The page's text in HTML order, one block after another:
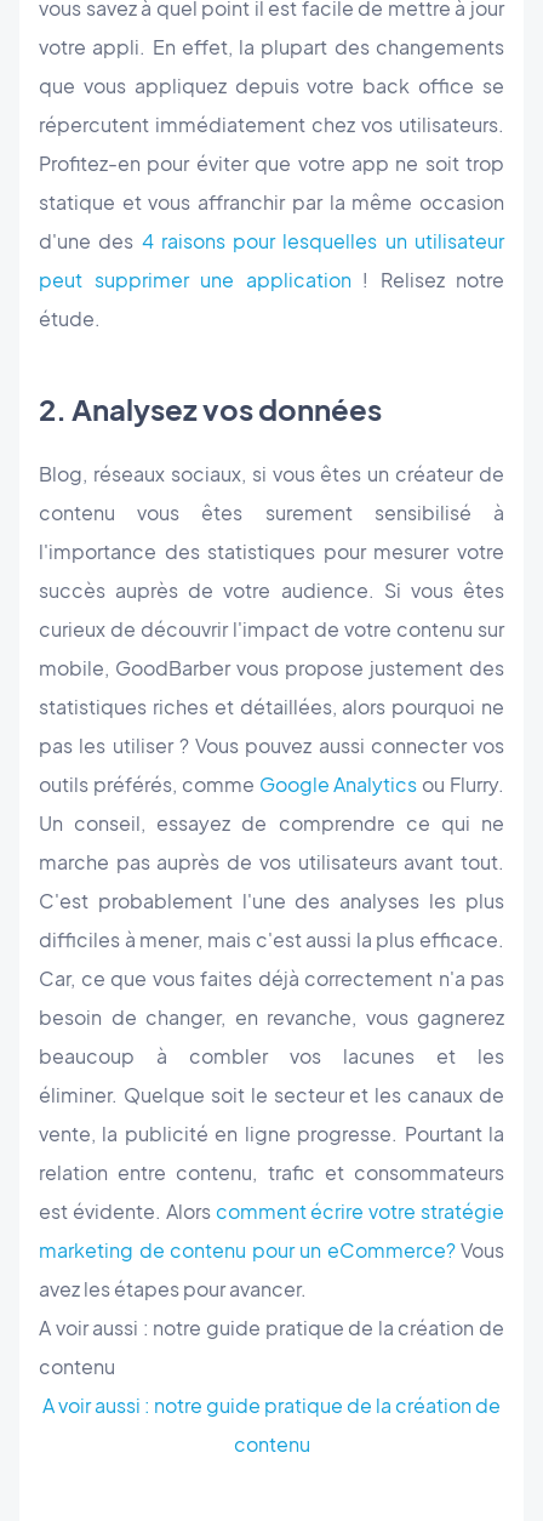
vous savez à quel point il est facile de mettre à jour
votre appli. En effet, la plupart des changements
que vous appliquez depuis votre back office se
répercutent immédiatement chez vos utilisateurs.
Profitez-en pour éviter que votre app ne soit trop
statique et vous affranchir par la même occasion
d'une des 4 raisons pour lesquelles un utilisateur
peut supprimer une application! Relisez notre
étude.
2. Analysez vos données
Blog, réseaux sociaux, si vous êtes un créateur de
contenu vous êtes surement sensibilisé à
l'importance des statistiques pour mesurer votre
succès auprès de votre audience. Si vous êtes
curieux de découvrir l'impact de votre contenu sur
mobile, GoodBarber vous propose justement des
statistiques riches et détaillées, alors pourquoi ne
pas les utiliser ? Vous pouvez aussi connecter vos
outils préférés, comme Google Analytics ou Flurry.
Un conseil, essayez de comprendre ce qui ne
marche pas auprès de vos utilisateurs avant tout.
C'est probablement l'une des analyses les plus
difficiles à mener, mais c'est aussi la plus efficace.
Car, ce que vous faites déjà correctement n'a pas
besoin de changer, en revanche, vous gagnerez
beaucoup à combler vos lacunes et les
éliminer. Quelque soit le secteur et les canaux de
vente, la publicité en ligne progresse. Pourtant la
relation entre contenu, trafic et consommateurs
est évidente. Alors comment écrire votre stratégie
marketing de contenu pour un eCommerce?Vous
avez les étapes pour avancer.
A voir aussi : notre guide pratique de la création de
contenu
A voir aussi : notre guide pratique de la création de
contenu